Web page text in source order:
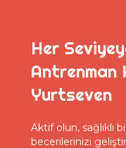
Her
Antrenman
Yurtseven
Aktif olun, sağlıklı
becerilerinizi